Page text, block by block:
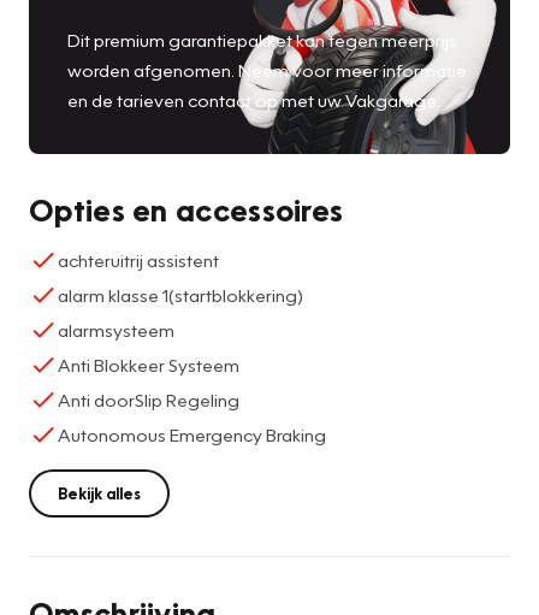
Dit premium garantiepakket kan tegen meerprijs
worden afgenomen. Neem voor meer informatie
en de tarieven contact op met uw Vakgarage.
Opties en accessoires
achteruitrij assistent
alarm klasse 1(startblokkering)
alarmsysteem
Anti Blokkeer Systeem
Anti doorSlip Regeling
Autonomous Emergency Braking
Bekijk alles